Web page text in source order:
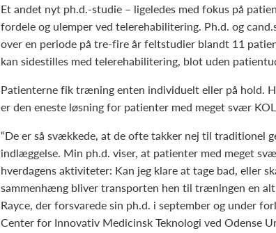
Et andet nyt ph.d.-studie – ligeledes med fokus på
fordele og ulemper ved telerehabilitering. Ph.d. og
over en periode på tre-fire år feltstudier blandt 11
kan sidestilles med telerehabilitering, blot uden
Patienterne fik træning enten individuelt eller på hold.
er den eneste løsning for patienter med meget svær
“De er så svækkede, at de ofte takker nej til traditionel
indlæggelse. Min ph.d. viser, at patienter med meget
hverdagens aktiviteter: Kan jeg klare at tage bad, eller
sammenhæng bliver transporten hen til træningen en
Rayce, der forsvarede sin ph.d. i september og under
Center for Innovativ Medicinsk Teknologi ved Odense